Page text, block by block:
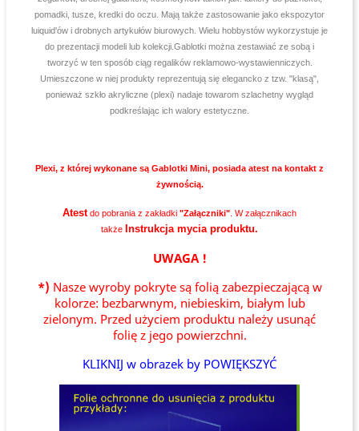
pomadki, tusze, kredki do oczu. Mają także zastosowanie jako ekspozytor
luiquid'ów i drobnych artykułów biurowych. Wielu hobbystów wykorzystuje je
do prezentacji modeli lub kolekcji.Gablotki można zestawiać ze sobą i
tworzyć w ten sposób ciąg regalików reklamowo-wystawienniczych.
Umieszczone w niej produkty reprezentują się elegancko z tzw. "klasą",
ponieważ szkło akryliczne (plexi) nadaje towarom szlachetny wygląd
podkreślając ich walory estetyczne.
Plexi, z której wykonane są Gablotki Mini, posiada atest na kontakt z
żywnością.
Atestdo pobrania z zakładki "Załączniki" . W załącznikach
także Instrukcja mycia produktu.
UWAGA !
*) Nasze wyroby pokryte są folią zabezpieczającą w
kolorze: bezbarwnym, niebieskim, białym lub
zielonym. Przed użyciem produktu należy usunąć
folię z jego powierzchni.
KLIKNIJ w obrazek by POWIĘKSZYĆ